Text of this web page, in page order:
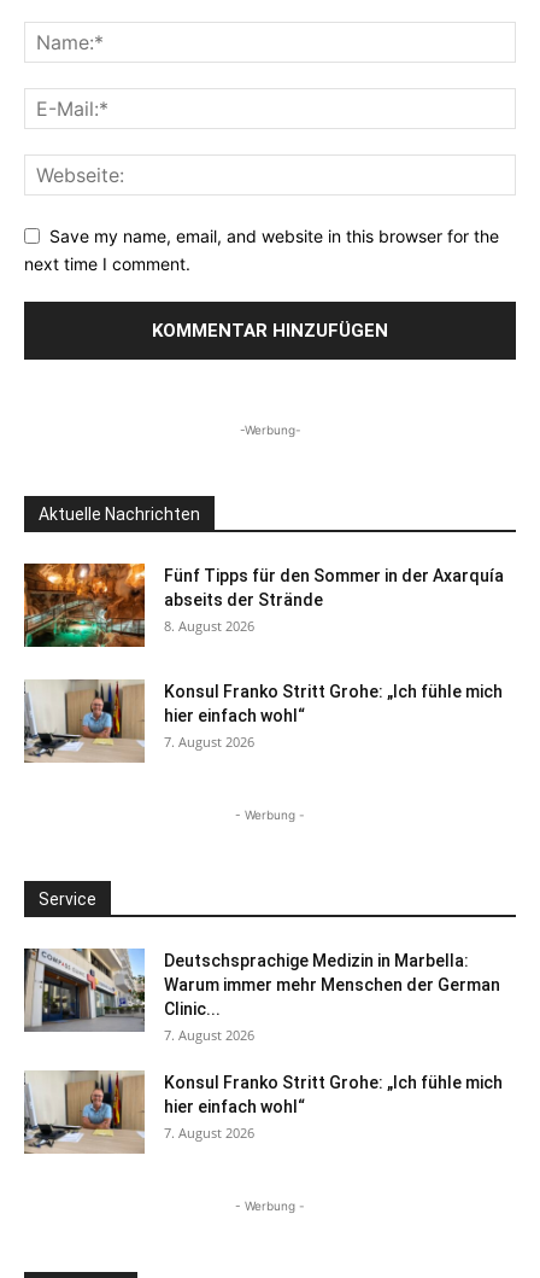
Save my name, email, and website in this browser for the
next time I comment.
-Werbung-
Aktuelle Nachrichten
Fünf Tipps für den Sommer in der Axarquía
abseits der Strände
8. August 2026
Konsul Franko Stritt Grohe: „Ich fühle mich
hier einfach wohl“
7. August 2026
- Werbung -
Service
Deutschsprachige Medizin in Marbella:
Warum immer mehr Menschen der German
Clinic...
7. August 2026
Konsul Franko Stritt Grohe: „Ich fühle mich
hier einfach wohl“
7. August 2026
- Werbung -